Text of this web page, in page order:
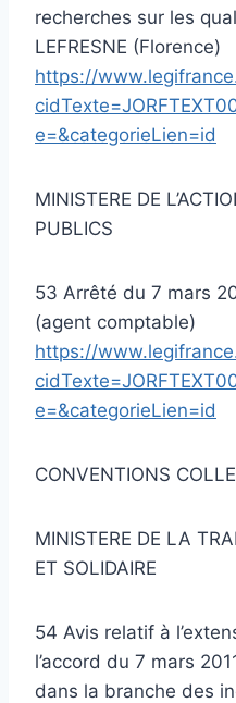
recherches sur les
LEFRESNE (Florence)
https://
e=&categorieLien=id
MINISTERE DE
PUBLICS
53 Arrêté du 7 mars
(agent comptable)
https://
e=&categorieLien=id
CONVENTIONS
MINISTERE DE LA
ET SOLIDAIRE
54 Avis relatif à
l’accord du 7 mars
dans la branche des